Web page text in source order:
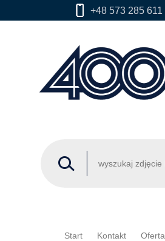
+48 573 285 611
Start Kontakt Oferta